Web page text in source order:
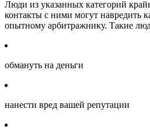
Люди из указанных категорий
контакты с ними могут навредить
опытному арбитражнику. Такие
обмануть на деньги
нанести вред вашей репутации